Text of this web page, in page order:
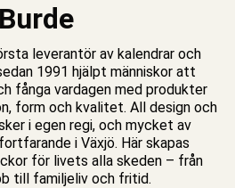
Burde
leverantör av kalendraroch
1991 hjälpt människor att
fånga vardagen med produkter
form och kvalitet. All design och
i egen regi, och mycket av
i Växjö. Här skapas
för livets alla skeden – från
till familjeliv och fritid.